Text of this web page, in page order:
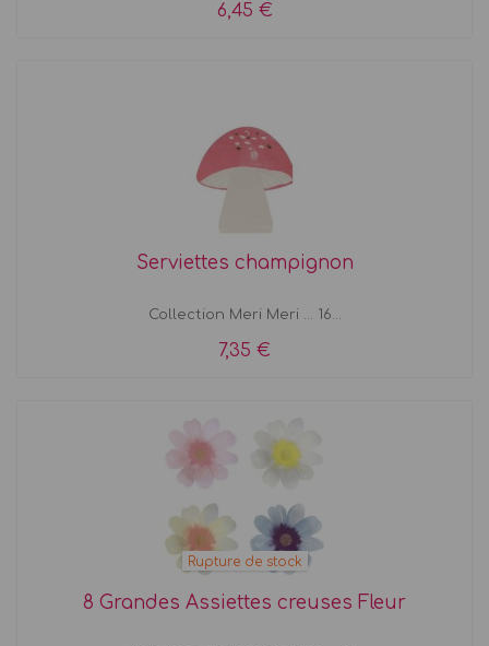
6,45 €
Serviettes champignon
Collection Meri Meri ... 16...
7,35 €
Rupture de stock
8 Grandes Assiettes creuses Fleur